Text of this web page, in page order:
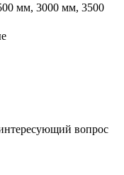
мм, 3000 мм, 3500
вопрос